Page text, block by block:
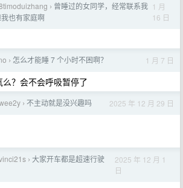
› 曾睡过的女同学，经常联系我
也有家庭啊
1 月
16 日
› 怎么才能睡 7 个小时不困啊？ 1 月 7 日
？会不会呼吸暂停了
› 不主动就是没兴趣吗 2025 年 12 月 29 日
› 大家开车都是超速行驶
2025 年 12 月 1
日